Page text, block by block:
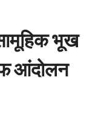
भूख
आंदोलन